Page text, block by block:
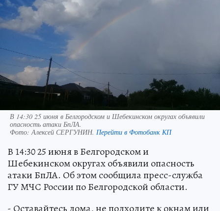
В 14:30 25 июня в Белгородском и Шебекинском округах объявили
опасность атаки БпЛА.
Фото:Алексей СЕРГУНИН. Перейти в Фотобанк КП
В 14:30 25 июня в Белгородском и
Шебекинском округах объявили опасность
атаки БпЛА. Об этом сообщила пресс-служба
ГУ МЧС России по Белгородской области.